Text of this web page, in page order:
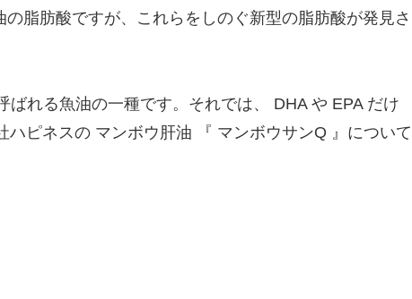
脂肪酸ですが、これらをしのぐ新型の脂肪酸が発見さ
ばれる魚油の一種です。それでは、 DHA や EPA だけ
ハピネスの マンボウ肝油 『 マンボウサンQ 』について